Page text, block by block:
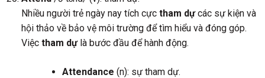
Nhiều người trẻ ngày nay tích cực tham dựcác sự kiện và
hội thảo về bảo vệ môi trường để tìm hiểu và đóng góp.
Việc tham dựlà bước đầu để hành động.
Attendance (n): sự tham dự.